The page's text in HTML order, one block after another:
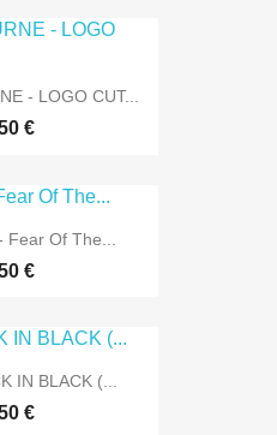
- LOGO CUT...
€
Of The...
€
IN BLACK (...
€